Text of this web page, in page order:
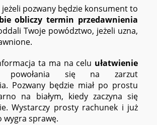
jeżeli pozwany będzie konsument to
obliczy termin przedawnienia
Twoje powództwo, jeżeli uzna,
ta ma na celu ułatwienie
powołania się na zarzut
Pozwany będzie miał po prostu
na białym, kiedy zaczyna się
Wystarczy prosty rachunek i już
wygra sprawę.